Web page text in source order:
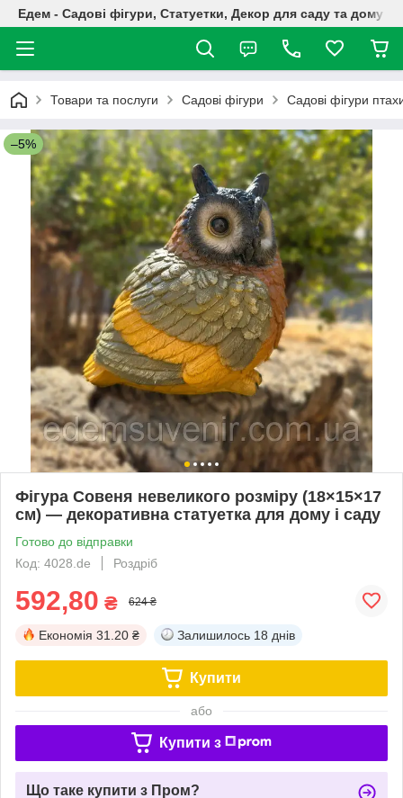
Едем - Садові фігури, Статуетки, Декор для саду та дому
Товари та послуги Садові фігури Садові фігури
–5%
Фігура Совеня невеликого розміру (18×15×17
см) — декоративна статуетка для дому і саду
Готово до відправки
Код: 4028.de
Роздріб
592,80 ₴ 624 ₴
Економія 31.20 ₴ Залишилось 18 днів
Купити
або
Купити з
Що таке купити з Пром?